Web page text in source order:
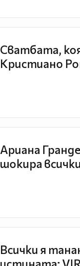
Сватбата,
Кристиано
Ариана
шокира
Всички я